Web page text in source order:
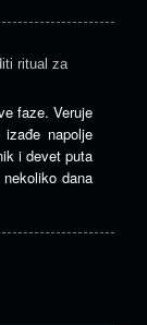
ritual za
faze. Veruje
napolje
i devet puta
dana